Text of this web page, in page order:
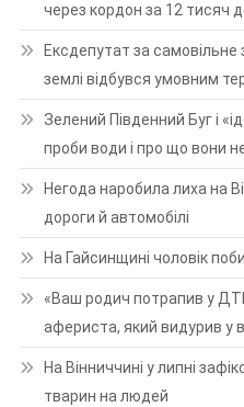
через кордон за 12 тисяч
Ексдепутат за самовільне
землі відбувся умовним
Зелений Південний Буг і
проби води і про що вони
Негода наробила лиха на
дороги й автомобілі
На Гайсинщині чоловік
«Ваш родич потрапив у
афериста, який видурив у
На Вінниччині у липні
тварин на людей